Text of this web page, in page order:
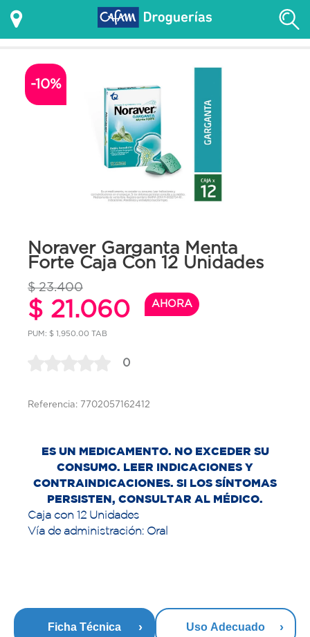
-10%
Noraver Garganta Menta
Forte Caja Con 12 Unidades
$ 23.400
$ 21.060 AHORA
PUM: $ 1,950.00 TAB
0
Referencia: 7702057162412
ES UN MEDICAMENTO. NO EXCEDER SU
CONSUMO. LEER INDICACIONES Y
CONTRAINDICACIONES. SI LOS SÍNTOMAS
PERSISTEN, CONSULTAR AL MÉDICO.
Caja con 12 Unidades
Vía de administración: Oral
Ficha Técnica Uso Adecuado